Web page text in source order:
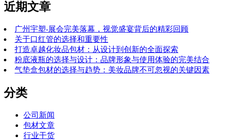
近期文章
广州宇塑-展会完美落幕，视觉盛宴背后的精彩回顾
关于口红管的选择和重要性
打造卓越化妆品包材：从设计到创新的全面探索
粉底液瓶的选择与设计：品牌形象与使用体验的完美结合
气垫盒包材的选择与趋势：美妆品牌不可忽视的关键因素
分类
公司新闻
包材文章
行业干货